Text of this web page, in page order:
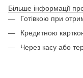
Більше інформації
Готівкою при
Кредитною
Через касу або